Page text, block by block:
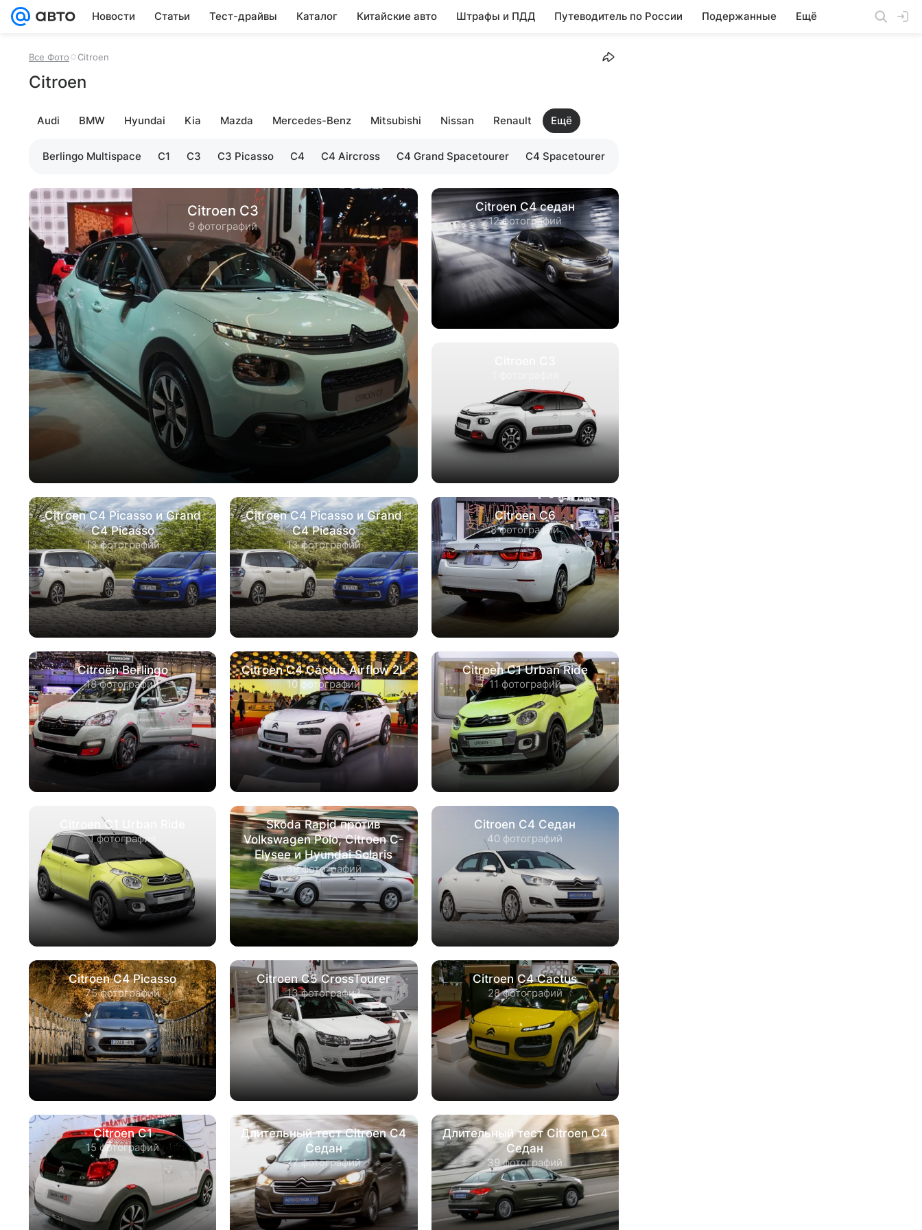
Новости Статьи Тест-драйвы Каталог Китайские авто Штрафы и ПДД Путеводитель по России Подержанные Ещё
Все Фото Citroen
Citroen
Audi BMW Hyundai Kia Mazda Mercedes-Benz Mitsubishi Nissan Renault Ещё
Berlingo Multispace C1 C3 C3 Picasso C4 C4 Aircross C4 Grand Spacetourer C4 Spacetourer
Citroen C3
9 фотографий
Citroen C4 седан
12 фотографий
Citroen C4 Picasso и Grand
C4 Picasso
13 фотографий
Citroen C4 Picasso и Grand
C4 Picasso
13 фотографий
Citroen C6
8 фотографий
Citroën Berlingo
18 фотографий
Citroen C4 Cactus Airflow 2L
10 фотографий
Citroen C1 Urban Ride
11 фотографий
Citroen C1 Urban Ride
1 фотография
Skoda Rapid против
Volkswagen Polo, Citroen C-
Elysee и Hyundai Solaris
39 фотографий
Citroen C4 Седан
40 фотографий
Citroen C4 Picasso
75 фотографий
Citroen С5 CrossTourer
13 фотографий
Citroen C4 Cactus
28 фотографий
Citroen C1
15 фотографий
Длительный тест Citroen C4
Седан
27 фотографий
Длительный тест Citroen C4
Седан
39 фотографий